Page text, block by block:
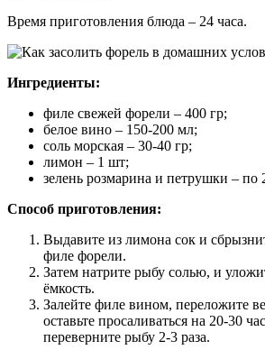
Время приготовления блюда – 24 часа.
Ингредиенты:
филе свежей форели – 400 гр;
белое вино – 150-200 мл;
соль морская – 30-40 гр;
лимон – 1 шт;
зелень розмарина и петрушки – по
Способ приготовления:
Выдавите из лимона сок и
филе форели.
Затем натрите рыбу солью, и
ёмкость.
Залейте филе вином, переложите
оставьте просаливаться на 20-30
переверните рыбу 2-3 раза.